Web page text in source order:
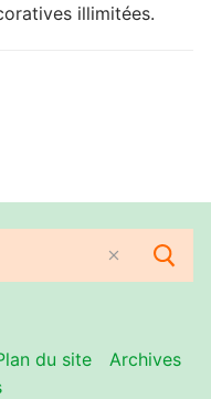
illimitées.
du site
Archives